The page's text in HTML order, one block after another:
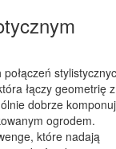
łączy geometrię z
dobrze
ogrodem.
które nadają